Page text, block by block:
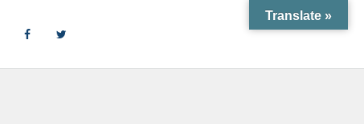
Translate »